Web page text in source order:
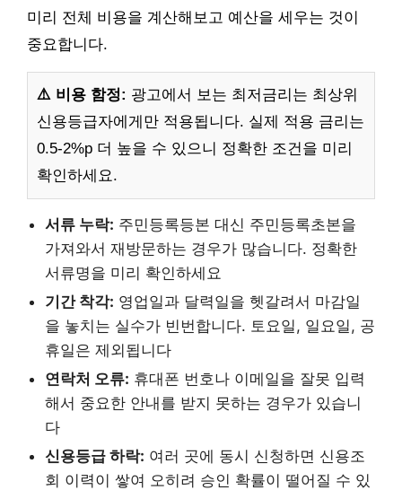
미리 전체 비용을 계산해보고 예산을 세우는 것이
중요합니다.
⚠️ 비용 함정: 광고에서 보는 최저금리는 최상위
신용등급자에게만 적용됩니다. 실제 적용 금리는
0.5-2%p 더 높을 수 있으니 정확한 조건을 미리
확인하세요.
서류 누락: 주민등록등본 대신 주민등록초본을
가져와서 재방문하는 경우가 많습니다. 정확한
서류명을 미리 확인하세요
기간 착각: 영업일과 달력일을 헷갈려서 마감일
을 놓치는 실수가 빈번합니다. 토요일, 일요일, 공
휴일은 제외됩니다
연락처 오류: 휴대폰 번호나 이메일을 잘못 입력
해서 중요한 안내를 받지 못하는 경우가 있습니
다
신용등급 하락: 여러 곳에 동시 신청하면 신용조
회 이력이 쌓여 오히려 승인 확률이 떨어질 수 있